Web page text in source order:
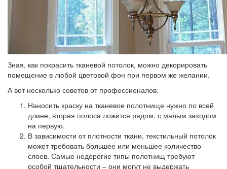
Зная, как покрасить тканевой потолок, можно декорировать
помещение в любой цветовой фон при первом же желании.
А вот несколько советов от профессионалов:
Наносить краску на тканевое полотнище нужно по всей
длине, вторая полоса ложится рядом, с малым заходом
на первую.
В зависимости от плотности ткани, текстильный потолок
может требовать большее или меньшее количество
слоев. Самые недорогие типы полотнищ требуют
особой тщательности – они могут не выдержать